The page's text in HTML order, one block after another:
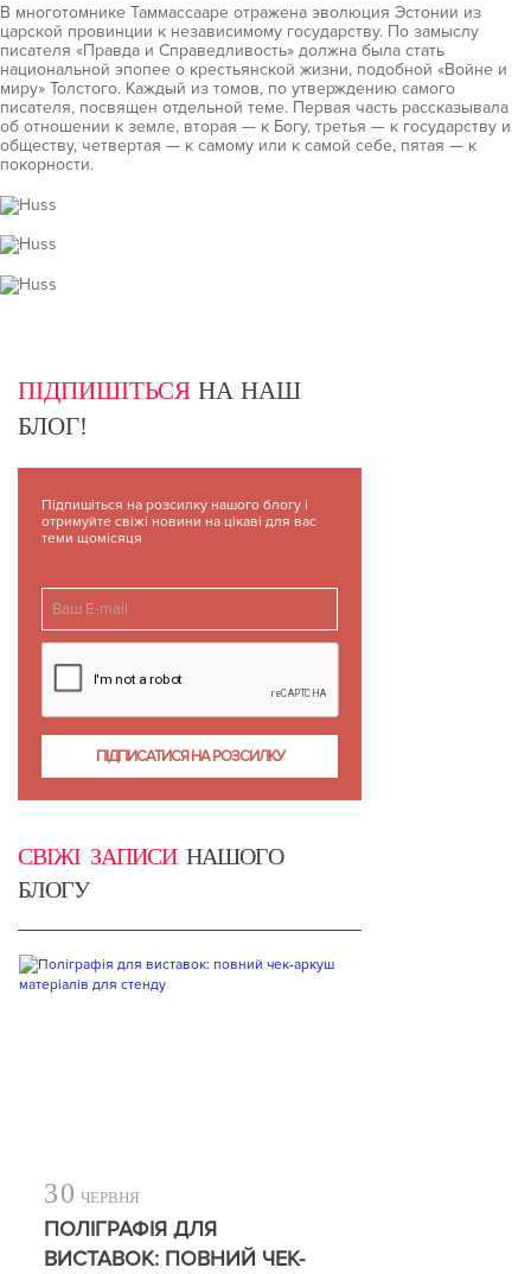
В многотомнике Таммассааре отражена эволюция Эстонии из
царской провинции к независимому государству. По замыслу
писателя «Правда и Справедливость» должна была стать
национальной эпопее о крестьянской жизни, подобной «Войне и
миру» Толстого. Каждый из томов, по утверждению самого
писателя, посвящен отдельной теме. Первая часть рассказывала
об отношении к земле, вторая — к Богу, третья — к государству и
обществу, четвертая — к самому или к самой себе, пятая — к
покорности.
ПІДПИШІТЬСЯ НА НАШ
БЛОГ!
Підпишіться на розсилку нашого блогу і
отримуйте свіжі новини на цікаві для вас
теми щомісяця
СВІЖІ ЗАПИСИНАШОГО
БЛОГУ
30 ЧЕРВНЯ
ПОЛІГРАФІЯ ДЛЯ
ВИСТАВОК: ПОВНИЙ ЧЕК-